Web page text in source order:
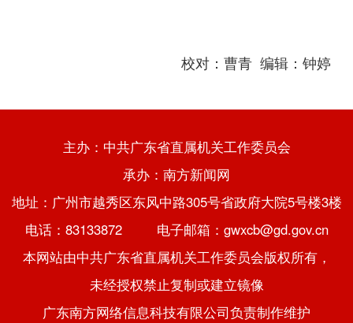
校对： 曹青编辑：钟婷
主办：中共广东省直属机关工作委员会
承办：南方新闻网
地址：广州市越秀区东风中路305号省政府大院5号楼3楼
电话：83133872 电子邮箱：gwxcb@gd.gov.cn
本网站由中共广东省直属机关工作委员会版权所有，
未经授权禁止复制或建立镜像
广东南方网络信息科技有限公司负责制作维护